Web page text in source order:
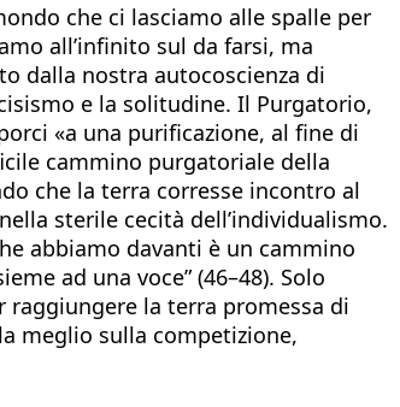
che ci lasciamo alle spalle per
all’infinito sul da farsi, ma
dalla nostra autocoscienza di
e la solitudine. Il Purgatorio,
«a una purificazione, al fine di
cammino purgatoriale della
che la terra corresse incontro al
sterile cecità dell’individualismo.
abbiamo davanti è un cammino
ad una voce” (46–48). Solo
raggiungere la terra promessa di
meglio sulla competizione,